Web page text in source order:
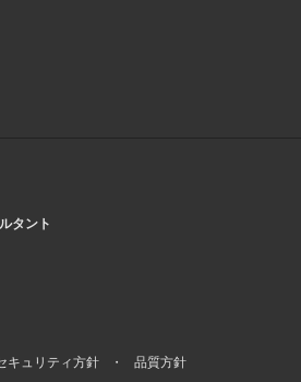
タント
キュリティ方針
品質方針